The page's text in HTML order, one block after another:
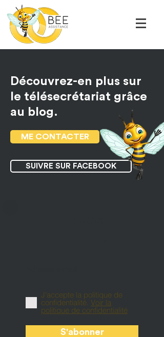
Découvrez-en plus sur
le télésecrétariat grâce
au blog.
ME CONTACTER
SUIVRE SUR FACEBOOK
J’accepte la politique de
confidentialité. Voir la
politique de confidentialité
S'abonner